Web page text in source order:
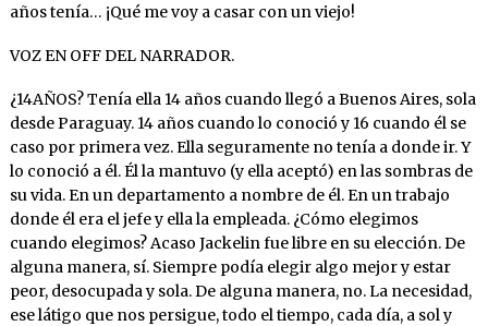
años tenía… ¡Qué me voy a casar con un viejo!
VOZ EN OFF DEL NARRADOR.
¿14AÑOS? Tenía ella 14 años cuando llegó a Buenos Aires, sola
desde Paraguay. 14 años cuando lo conoció y 16 cuando él se
caso por primera vez. Ella seguramente no tenía a donde ir. Y
lo conoció a él. Él la mantuvo (y ella aceptó) en las sombras de
su vida. En un departamento a nombre de él. En un trabajo
donde él era el jefe y ella la empleada. ¿Cómo elegimos
cuando elegimos? Acaso Jackelin fue libre en su elección. De
alguna manera, sí. Siempre podía elegir algo mejor y estar
peor, desocupada y sola. De alguna manera, no. La necesidad,
ese látigo que nos persigue, todo el tiempo, cada día, a sol y